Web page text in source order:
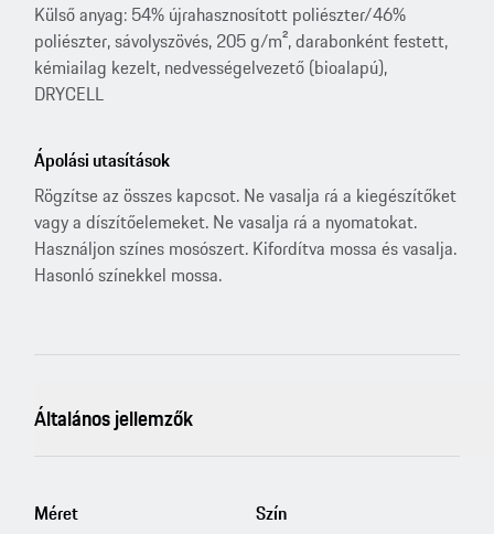
Külső anyag: 54% újrahasznosított poliészter/46%
poliészter, sávolyszövés, 205 g/m², darabonként festett,
kémiailag kezelt, nedvességelvezető (bioalapú),
DRYCELL
Ápolási utasítások
Rögzítse az összes kapcsot. Ne vasalja rá a kiegészítőket
vagy a díszítőelemeket. Ne vasalja rá a nyomatokat.
Használjon színes mosószert. Kifordítva mossa és vasalja.
Hasonló színekkel mossa.
Általános jellemzők
Méret
Szín